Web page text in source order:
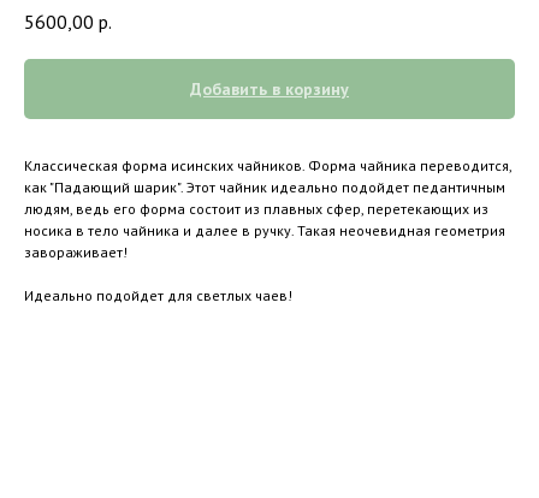
5600,00 р.
Добавить в корзину
Классическая форма исинских чайников. Форма чайника переводится,
как "Падающий шарик". Этот чайник идеально подойдет педантичным
людям, ведь его форма состоит из плавных сфер, перетекающих из
носика в тело чайника и далее в ручку. Такая неочевидная геометрия
завораживает!
Идеально подойдет для светлых чаев!